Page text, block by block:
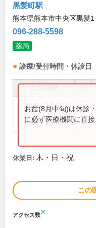
黒髪町駅
熊本県熊本市中央区黒髪
096-288-5598
薬局
診療/受付時間・休診日
9:00～13:00
9:30～18:00 ●
お盆(8月中旬)は休診
に必ず医療機関に直接
休業日: 木・日・祝
この
アクセス数※